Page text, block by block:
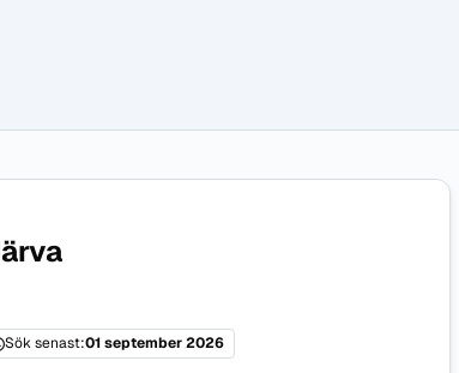
Sök senast:01 september 2026